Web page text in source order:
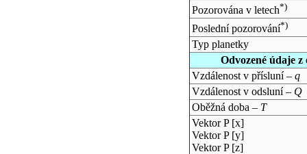
Pozorována v letech*)
Poslední pozorování*)
Typ planetky
Odvozené údaje
Vzdálenost v přísluní – q
Vzdálenost v odsluní – Q
Oběžná doba – T
Vektor P [x]
Vektor P [y]
Vektor P [z]